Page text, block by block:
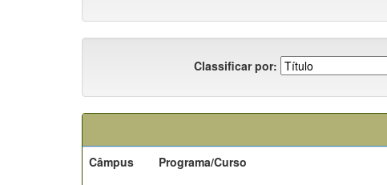
Classificar por:
Câmpus
Programa/Curso